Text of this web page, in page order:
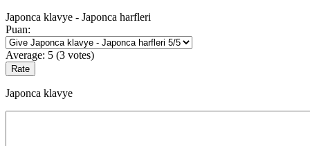
Japonca klavye - Japonca harfleri
Puan:
Average: 5 (3 votes)
Japonca klavye